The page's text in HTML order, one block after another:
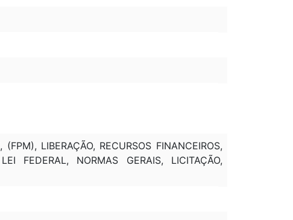
LIBERAÇÃO, RECURSOS FINANCEIROS,
FEDERAL, NORMAS GERAIS, LICITAÇÃO,